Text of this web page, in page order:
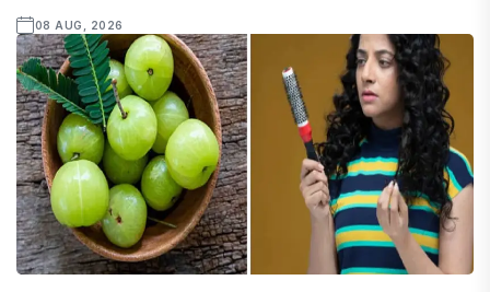
08 AUG, 2026